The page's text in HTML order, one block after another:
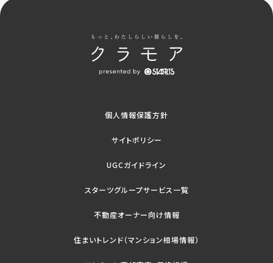
個人情報保護方針
サイトポリシー
UGCガイドライン
スターツグループサービス一覧
不動産オーナー向け情報
住まいトレンド（マンション相場情報）